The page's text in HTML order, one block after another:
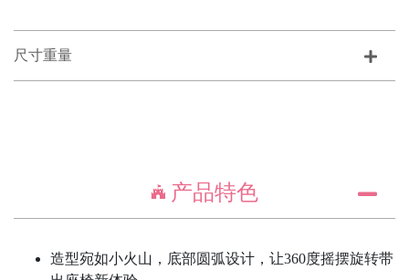
尺寸重量
产品特色
造型宛如小火山，底部圆弧设计，让360度摇摆旋转带